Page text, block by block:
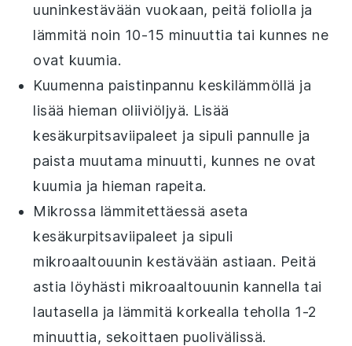
uuninkestävään vuokaan, peitä foliolla ja
lämmitä noin 10-15 minuuttia tai kunnes ne
ovat kuumia.
Kuumenna paistinpannu keskilämmöllä ja
lisää hieman oliiviöljyä. Lisää
kesäkurpitsaviipaleet ja sipuli pannulle ja
paista muutama minuutti, kunnes ne ovat
kuumia ja hieman rapeita.
Mikrossa lämmitettäessä aseta
kesäkurpitsaviipaleet ja sipuli
mikroaaltouunin kestävään astiaan. Peitä
astia löyhästi mikroaaltouunin kannella tai
lautasella ja lämmitä korkealla teholla 1-2
minuuttia, sekoittaen puolivälissä.